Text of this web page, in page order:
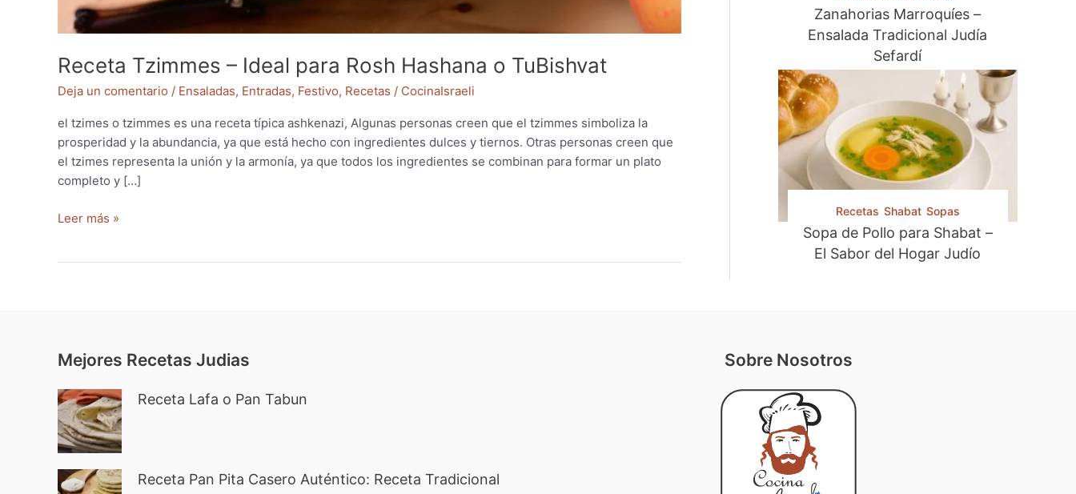
Receta Tzimmes – Ideal para Rosh Hashana o TuBishvat
Deja un comentario / Ensaladas, Entradas, Festivo, Recetas / CocinaIsraeli
el tzimes o tzimmes es una receta típica ashkenazi, Algunas personas creen que el tzimmes simboliza la
prosperidad y la abundancia, ya que está hecho con ingredientes dulces y tiernos. Otras personas creen que
el tzimes representa la unión y la armonía, ya que todos los ingredientes se combinan para formar un plato
completo y […]
Receta
o
TuBishvat
Leer más »
Zanahorias Marroquíes –
Ensalada Tradicional Judía
Sefardí
Recetas Shabat Sopas
Sopa de Pollo para Shabat –
El Sabor del Hogar Judío
Mejores Recetas Judias
Receta Lafa o Pan Tabun
Receta Pan Pita Casero Auténtico: Receta Tradicional
Sobre Nosotros